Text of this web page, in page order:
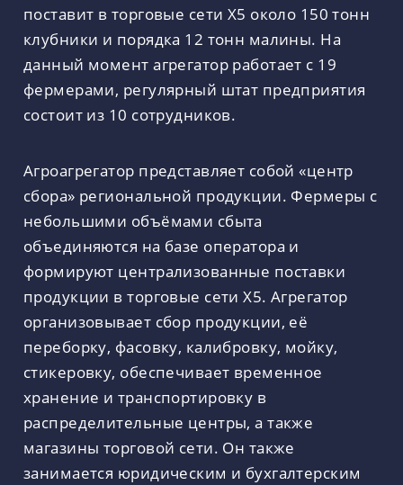
поставит в торговые сети X5 около 150 тонн
клубники и порядка 12 тонн малины. На
данный момент агрегатор работает с 19
фермерами, регулярный штат предприятия
состоит из 10 сотрудников.
Агроагрегатор представляет собой «центр
сбора» региональной продукции. Фермеры с
небольшими объёмами сбыта
объединяются на базе оператора и
формируют централизованные поставки
продукции в торговые сети Х5. Агрегатор
организовывает сбор продукции, её
переборку, фасовку, калибровку, мойку,
стикеровку, обеспечивает временное
хранение и транспортировку в
распределительные центры, а также
магазины торговой сети. Он также
занимается юридическим и бухгалтерским